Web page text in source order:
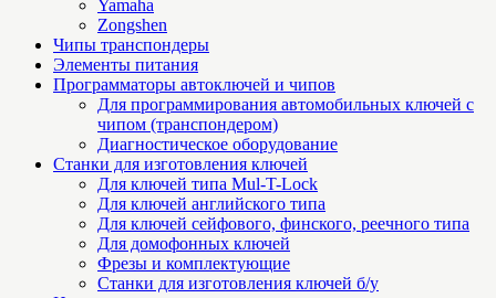
Yamaha
Zongshen
Чипы транспондеры
Элементы питания
Программаторы автоключей и чипов
Для программирования автомобильных ключей с
чипом (транспондером)
Диагностическое оборудование
Станки для изготовления ключей
Для ключей типа Mul-T-Lock
Для ключей английского типа
Для ключей сейфового, финского, реечного типа
Для домофонных ключей
Фрезы и комплектующие
Станки для изготовления ключей б/у